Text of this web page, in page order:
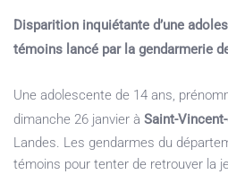
Disparition inquiétante d’une
témoins lancé par la gendarmerie
Une adolescente de 14 ans,
dimanche 26 janvier à Saint-
Landes. Les gendarmes du
témoins pour tenter de retrouver la